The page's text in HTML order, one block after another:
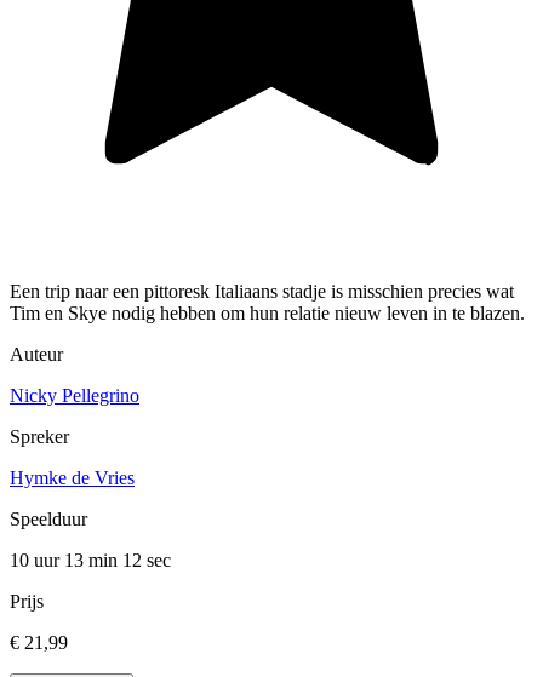
Een trip naar een pittoresk Italiaans stadje is misschien precies wat
Tim en Skye nodig hebben om hun relatie nieuw leven in te blazen.
Auteur
Nicky Pellegrino
Spreker
Hymke de Vries
Speelduur
10 uur 13 min 12 sec
Prijs
€ 21,99